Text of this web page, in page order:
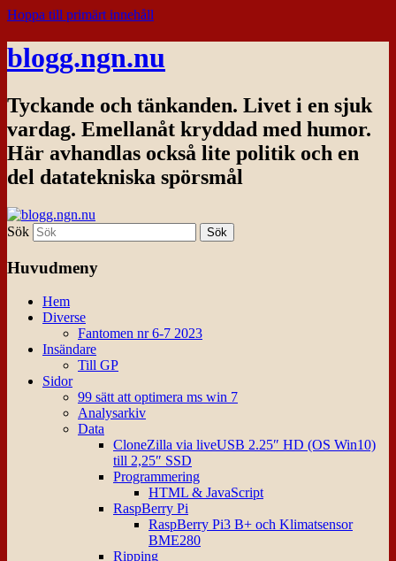
Hoppa till primärt innehåll
blogg.ngn.nu
Tyckande och tänkanden. Livet i en sjuk
vardag. Emellanåt kryddad med humor.
Här avhandlas också lite politik och en
del datatekniska spörsmål
Sök
Huvudmeny
Hem
Diverse
Fantomen nr 6-7 2023
Insändare
Till GP
Sidor
99 sätt att optimera ms win 7
Analysarkiv
Data
CloneZilla via liveUSB 2.25″ HD (OS Win10)
till 2,25″ SSD
Programmering
HTML & JavaScript
RaspBerry Pi
RaspBerry Pi3 B+ och Klimatsensor
BME280
Ripping